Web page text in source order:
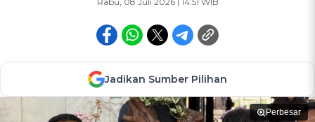
Jadikan Sumber Pilihan
Perbesar